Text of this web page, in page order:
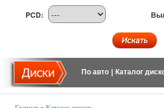
PCD:
По авто Каталог